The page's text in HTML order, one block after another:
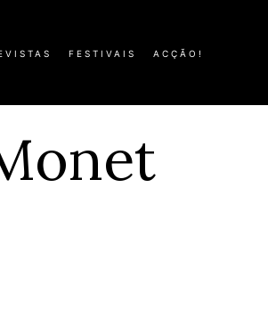
FESTIVAIS ACÇÃO!